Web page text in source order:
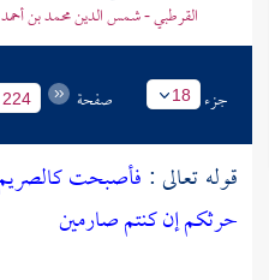
القرطبي - شمس الدين محمد بن
جزء 18 صفحة 224
قوله تعالى : فأصبحت
حرثكم إن كنتم صارمين